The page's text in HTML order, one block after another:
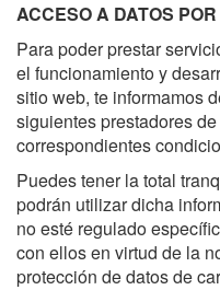
ACCESO A DATOS
Para poder prestar
el funcionamiento y
sitio web, te informamos
siguientes prestadores
correspondientes
Puedes tener la total
podrán utilizar dicha
no esté regulado
con ellos en virtud de la
protección de datos de